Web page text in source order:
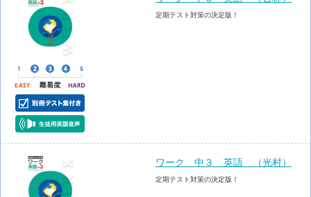
定期テスト対策の決定版！
ワーク 中３ 英語 （光村）
定期テスト対策の決定版！